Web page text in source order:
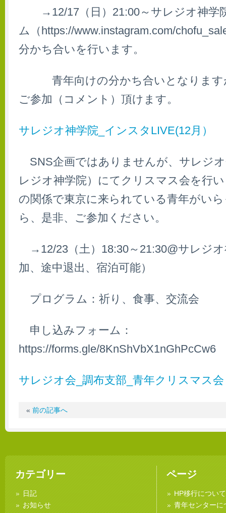
→12/17（日）21:00～サレジオ神学
ム（https://www.instagram.com/
分かち合いを行います。
青年向けの分かち合いとなります
ご参加（コメント）頂けます。
サレジオ神学院_インスタLIVE(12月）
SNS企画ではありませんが、サレジ
レジオ神学院）にてクリスマス会を行
の関係で東京に来られている青年がい
ら、是非、ご参加ください。
→12/23（土）18:30～21:30@サレジオ
加、途中退出、宿泊可能）
プログラム：祈り、食事、交流会
申し込みフォーム：
https://forms.gle/8KnShVbX1nGhPcCw6
サレジオ会_調布支部_青年クリスマス会
« 前の記事へ
カテゴリー
日記
お知らせ
ページ
HP移行について
青年センターに